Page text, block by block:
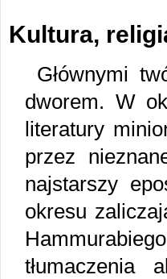
Kultura,
Głównymi
dworem. W
literatury
przez
najstarszy
okresu
tłumaczenia